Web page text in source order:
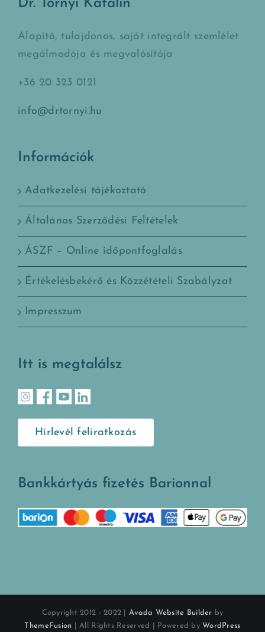
Dr. Tornyi Katalin
Alapító, tulajdonos, saját integrált szemlélet
megálmodója és megvalósítója
+36 20 323 0121
info@drtornyi.hu
Információk
Adatkezelési tájékoztató
Általános Szerződési Feltételek
ÁSZF – Online időpontfoglalás
Értékelésbekérő és Közzétételi Szabályzat
Impresszum
Itt is megtalálsz
Hírlevél feliratkozás
Bankkártyás fizetés Barionnal
Copyright 2012 - 2022 | Avada Website Builder by
ThemeFusion | All Rights Reserved | Powered byWordPress